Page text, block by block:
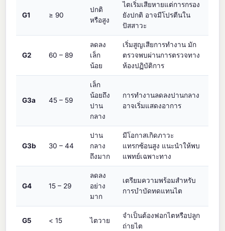
G1 ≥ 90
ปกติ
หรือสูง
ไตเริ่มเสียหายแต่การกรอง
ยังปกติ อาจมีโปรตีนใน
ปัสสาวะ
G2 60 – 89
ลดลง
เล็ก
น้อย
เริ่มสูญเสียการทำงาน มัก
ตรวจพบผ่านการตรวจทาง
ห้องปฏิบัติการ
G3a 45 – 59
เล็ก
น้อยถึง
ปาน
กลาง
การทำงานลดลงปานกลาง
อาจเริ่มแสดงอาการ
G3b 30 – 44
ปาน
กลาง
ถึงมาก
มีโอกาสเกิดภาวะ
แทรกซ้อนสูง แนะนำให้พบ
แพทย์เฉพาะทาง
G4 15 – 29
ลดลง
อย่าง
มาก
เตรียมความพร้อมสำหรับ
การบำบัดทดแทนไต
G5 < 15 ไตวาย
จำเป็นต้องฟอกไตหรือปลูก
ถ่ายไต